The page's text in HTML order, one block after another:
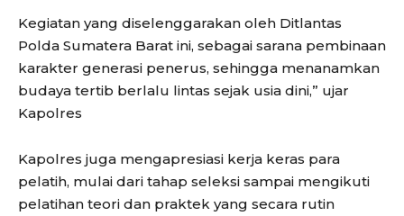
Kegiatan yang diselenggarakan oleh Ditlantas
Polda Sumatera Barat ini, sebagai sarana pembinaan
karakter generasi penerus, sehingga menanamkan
budaya tertib berlalu lintas sejak usia dini,” ujar
Kapolres
Kapolres juga mengapresiasi kerja keras para
pelatih, mulai dari tahap seleksi sampai mengikuti
pelatihan teori dan praktek yang secara rutin